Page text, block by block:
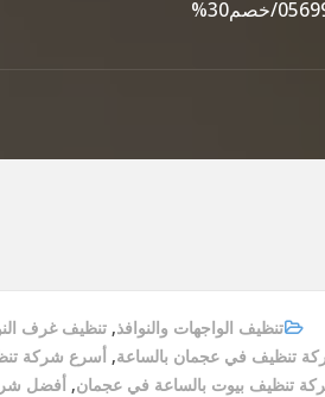
تنظيف الواجهات والنوافذ, تنظيف غرف
تنظيف في عجمان بالساعة, أسرع شركة
تنظيف بيوت بالساعة في عجمان, أفضل